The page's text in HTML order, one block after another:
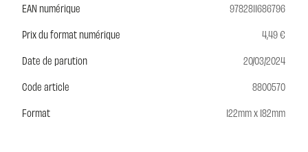
EAN numérique
9782811686796
Prix du format numérique
4,49 €
Date de parution
20/03/2024
Code article
8800570
Format
122mm x 182mm